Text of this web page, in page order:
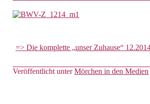
=> Die komplette „unser Zuhause“
Veröffentlicht unter Mörchen in den Medien